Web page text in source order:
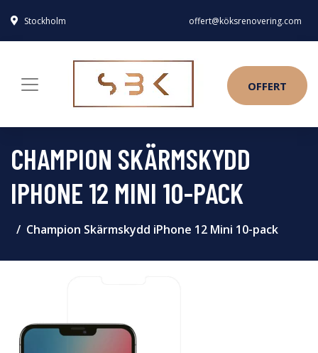
Stockholm offert@köksrenovering.com
OFFERT
CHAMPION SKÄRMSKYDD
IPHONE 12 MINI 10-PACK
Champion Skärmskydd iPhone 12 Mini 10-pack